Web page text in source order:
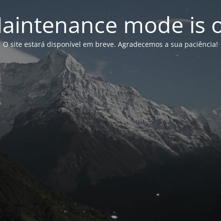
mode is
O site estará disponível em breve. Agradecemos a sua paciência!